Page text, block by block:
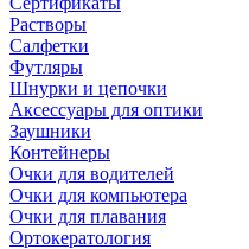
Растворы
Салфетки
Футляры
Шнурки и цепочки
Аксессуары для оптики
Заушники
Контейнеры
Очки для водителей
Очки для компьютера
Очки для плавания
Ортокератология